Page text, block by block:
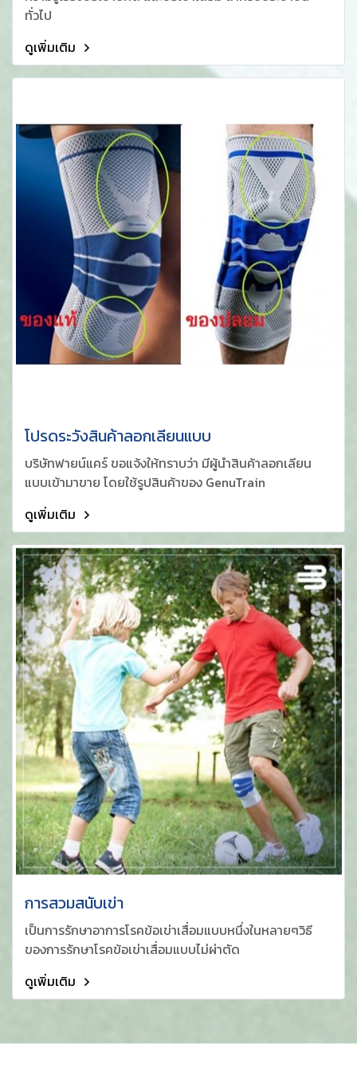
ทั่วไป
ดูเพิ่มเติม
โปรดระวังสินค้าลอกเลียนแบบ
บริษัทฟายน์แคร์ ขอแจ้งให้ทราบว่า มีผู้นำสินค้าลอกเลียน
แบบเข้ามาขาย โดยใช้รูปสินค้าของ GenuTrain
ดูเพิ่มเติม
การสวมสนับเข่า
เป็นการรักษาอาการโรคข้อเข่าเสื่อมแบบหนึ่งในหลายๆวิธี
ของการรักษาโรคข้อเข่าเสื่อมแบบไม่ผ่าตัด
ดูเพิ่มเติม